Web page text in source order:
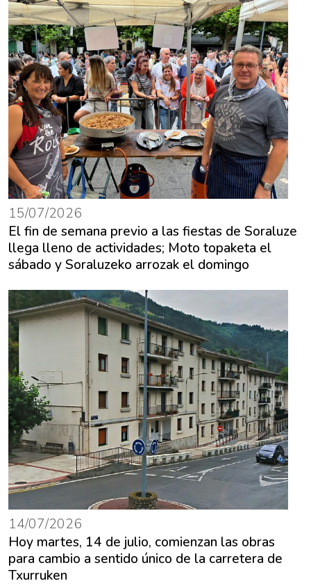
15/07/2026
El fin de semana previo a las fiestas de Soraluze
llega lleno de actividades; Moto topaketa el
sábado y Soraluzeko arrozak el domingo
14/07/2026
Hoy martes, 14 de julio, comienzan las obras
para cambio a sentido único de la carretera de
Txurruken